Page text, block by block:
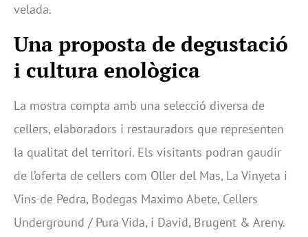
velada.
Una proposta de degustació
i cultura enològica
La mostra compta amb una selecció diversa de
cellers, elaboradors i restauradors que representen
la qualitat del territori. Els visitants podran gaudir
de l’oferta de cellers com Oller del Mas, La Vinyeta i
Vins de Pedra, Bodegas Maximo Abete, Cellers
Underground / Pura Vida, i David, Brugent & Areny.